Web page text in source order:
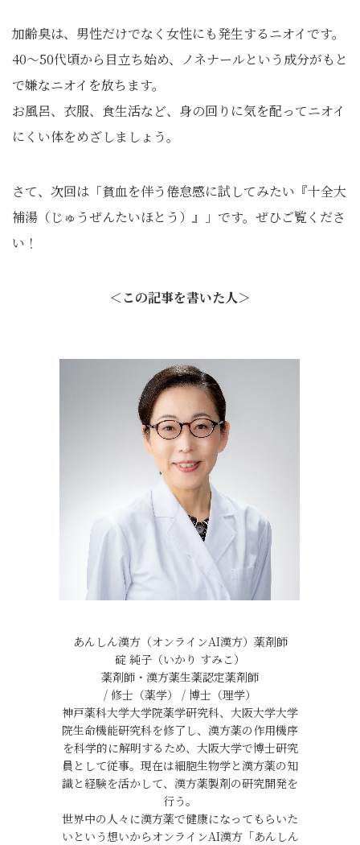
加齢臭は、男性だけでなく女性にも発生するニオイです。
40〜50代頃から目立ち始め、ノネナールという成分がもと
で嫌なニオイを放ちます。
お風呂、衣服、食生活など、身の回りに気を配ってニオイ
にくい体をめざしましょう。
さて、次回は「貧血を伴う倦怠感に試してみたい『十全大
補湯（じゅうぜんたいほとう）』」です。ぜひご覧くださ
い！
＜この記事を書いた人＞
あんしん漢方（オンラインAI漢方）薬剤師
碇 純子（いかり すみこ）
薬剤師・漢方薬生薬認定薬剤師
/ 修士（薬学） / 博士（理学）
神戸薬科大学大学院薬学研究科、大阪大学大学
院生命機能研究科を修了し、漢方薬の作用機序
を科学的に解明するため、大阪大学で博士研究
員として従事。現在は細胞生物学と漢方薬の知
識と経験を活かして、漢方薬製剤の研究開発を
行う。
世界中の人々に漢方薬で健康になってもらいた
いという想いからオンラインAI漢方「あんしん